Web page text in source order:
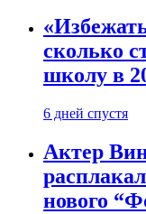
сколько
школу в
6 дней спустя
Актер
нового